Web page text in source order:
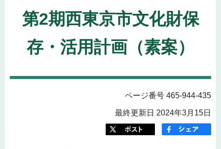
第2期西東京市文化財保
存・活用計画（素案）
ページ番号 465-944-435
最終更新日 2024年3月15日